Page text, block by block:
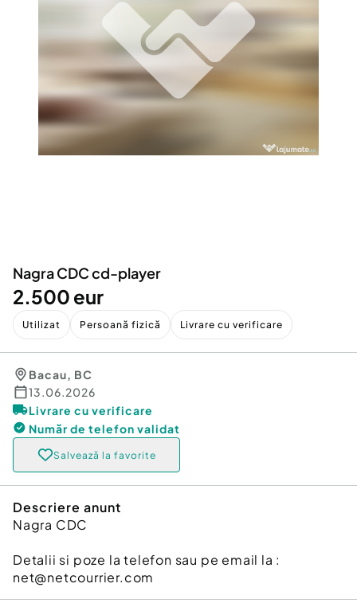
Animale de companie
Afaceri și echipamente profesionale
Inchiriere Bunuri si Vehicule
Utilaje agricole si industriale
Piese auto si accesorii
Dacia Duster
Nagra CDC cd-player
2.500 eur
Utilizat Persoană fizică Livrare cu verificare
Bacau, BC
13.06.2026
Livrare cu verificare
Număr de telefon validat
Salvează la favorite
Descriere anunt
Nagra CDC
Detalii si poze la telefon sau pe email la :
net@netcourrier.com